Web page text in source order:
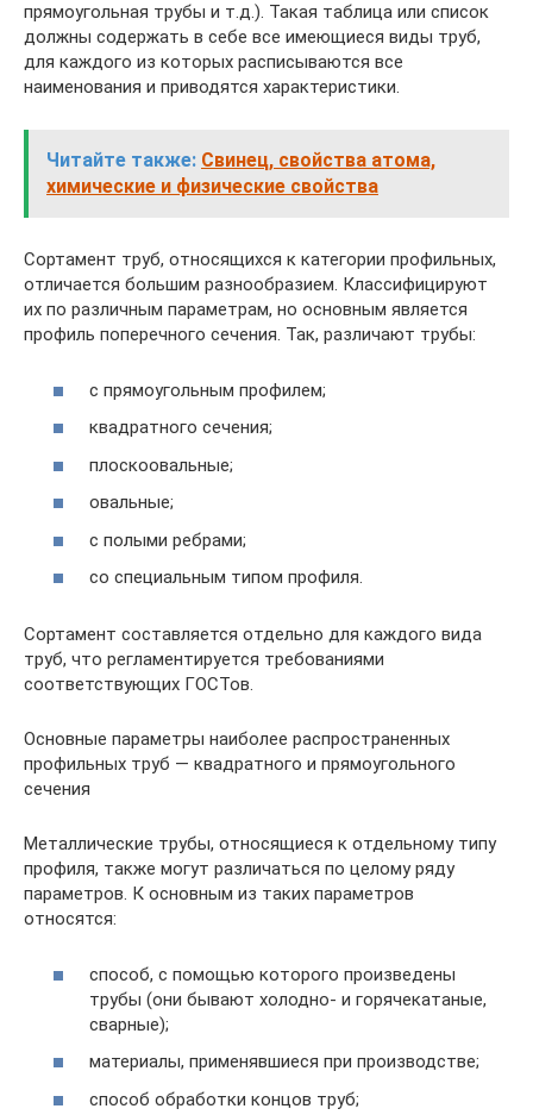
прямоугольная трубы и т.д.). Такая таблица или список
должны содержать в себе все имеющиеся виды труб,
для каждого из которых расписываются все
наименования и приводятся характеристики.
Читайте также: Свинец, свойства атома,
химические и физические свойства
Сортамент труб, относящихся к категории профильных,
отличается большим разнообразием. Классифицируют
их по различным параметрам, но основным является
профиль поперечного сечения. Так, различают трубы:
с прямоугольным профилем;
квадратного сечения;
плоскоовальные;
овальные;
с полыми ребрами;
со специальным типом профиля.
Сортамент составляется отдельно для каждого вида
труб, что регламентируется требованиями
соответствующих ГОСТов.
Основные параметры наиболее распространенных
профильных труб — квадратного и прямоугольного
сечения
Металлические трубы, относящиеся к отдельному типу
профиля, также могут различаться по целому ряду
параметров. К основным из таких параметров
относятся:
способ, с помощью которого произведены
трубы (они бывают холодно- и горячекатаные,
сварные);
материалы, применявшиеся при производстве;
способ обработки концов труб;